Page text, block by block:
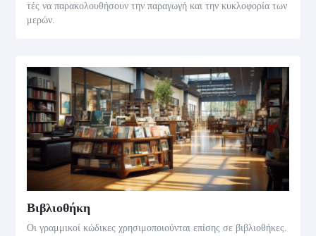
τές να παρακολουθήσουν την παραγωγή και την κυκλοφορία των
μερών.
Βιβλιοθήκη
Οι γραμμικοί κώδικες χρησιμοποιούνται επίσης σε βιβλιοθήκες.